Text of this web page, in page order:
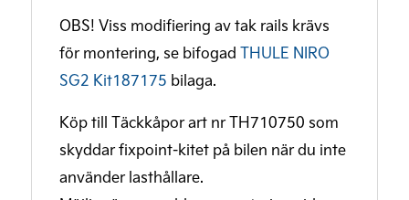
OBS! Viss modifiering av tak rails krävs
för montering, se bifogad THULE NIRO
SG2 Kit187175 bilaga.
Köp till Täckkåpor art nr TH710750 som
skyddar fixpoint-kitet på bilen när du inte
använder lasthållare.